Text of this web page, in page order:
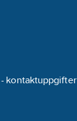
kontaktuppgifter